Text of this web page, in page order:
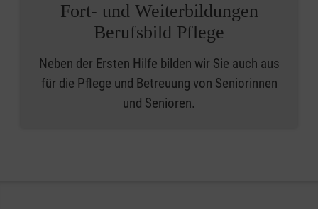
Fort- und Weiterbildungen
Berufsbild Pflege
Neben der Ersten Hilfe bilden wir Sie auch aus
für die Pflege und Betreuung von Seniorinnen
und Senioren.